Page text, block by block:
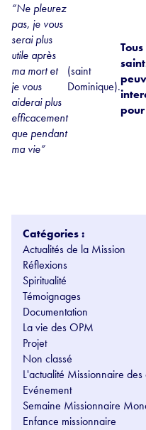
“Ne pleurez
pas, je vous
serai plus
utile après
ma mort et
je vous
aiderai plus
efficacement
que pendant
ma vie”
(saint
Dominique).
Catégories :
Actualités de la Mission
Réflexions
Spiritualité
Témoignages
Documentation
La vie des OPM
Projet
Non classé
L'actualité Missionnaire des
Evénement
Semaine Missionnaire
Enfance missionnaire